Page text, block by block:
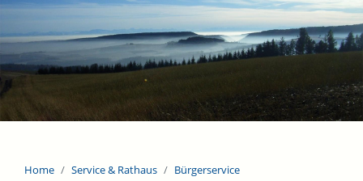
Home Service & Rathaus
Bürgerservice